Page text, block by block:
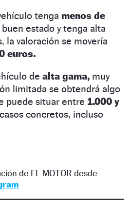
tenga menos de
estado y tenga alta
la valoración se movería
euros.
de alta gama, muy
limitada se obtendrá algo
puede situar entre 1.000 y
concretos, incluso
de EL MOTOR desde